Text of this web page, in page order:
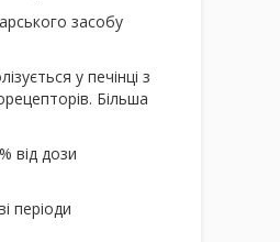
засобу
у печінці з
Більша
від дози
періоди